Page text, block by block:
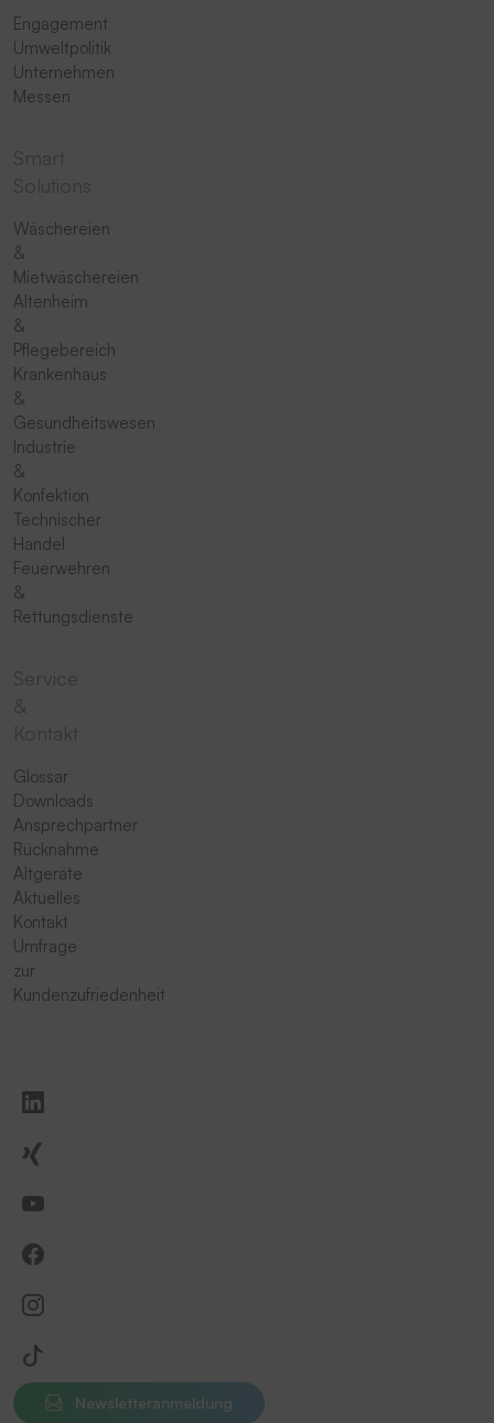
Engagement
Umweltpolitik
Unternehmen
Messen
Wäschereien
&
Mietwäschereien
Altenheim
&
Pflegebereich
Krankenhaus
&
Gesundheitswesen
Industrie
&
Konfektion
Technischer
Handel
Feuerwehren
&
Rettungsdienste
Glossar
Downloads
Ansprechpartner
Rücknahme
Altgeräte
Aktuelles
Kontakt
Umfrage
zur
Kundenzufriedenheit
Newsletteranmeldung